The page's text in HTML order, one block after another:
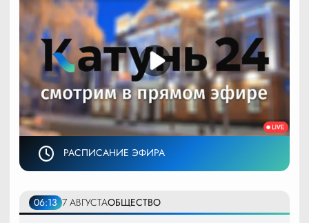
РАСПИСАНИЕ ЭФИРА
06:13 7 АВГУСТАОБЩЕСТВО